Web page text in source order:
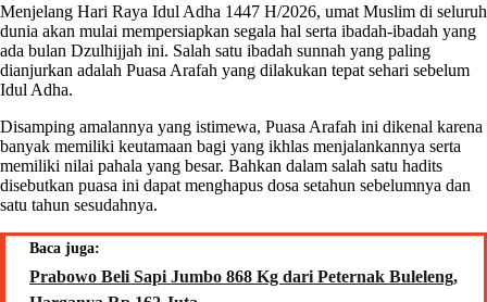
Menjelang Hari Raya Idul Adha 1447 H/2026, umat Muslim di seluruh
dunia akan mulai mempersiapkan segala hal serta ibadah-ibadah yang
ada bulan Dzulhijjah ini. Salah satu ibadah sunnah yang paling
dianjurkan adalah Puasa Arafah yang dilakukan tepat sehari sebelum
Idul Adha.
Disamping amalannya yang istimewa, Puasa Arafah ini dikenal karena
banyak memiliki keutamaan bagi yang ikhlas menjalankannya serta
memiliki nilai pahala yang besar. Bahkan dalam salah satu hadits
disebutkan puasa ini dapat menghapus dosa setahun sebelumnya dan
satu tahun sesudahnya.
Baca juga:
Prabowo Beli Sapi Jumbo 868 Kg dari Peternak Buleleng,